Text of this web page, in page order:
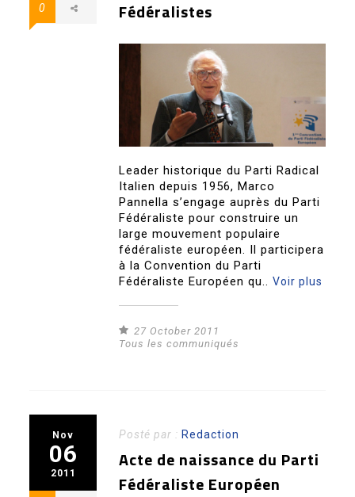
0
Fédéralistes
Leader historique du Parti Radical
Italien depuis 1956, Marco
Pannella s’engage auprès du Parti
Fédéraliste pour construire un
large mouvement populaire
fédéraliste européen. Il participera
à la Convention du Parti
Fédéraliste Européen qu..Voir plus
27 October 2011
Tous les communiqués
Nov
06
2011
Posté par : Redaction
Acte de naissance du Parti
Fédéraliste Européen